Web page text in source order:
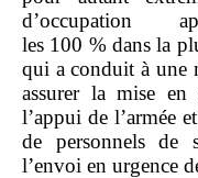
d’occupation
les 100 % dans la
qui a conduit à une
assurer la mise en
l’appui de l’armée
de personnels de
l’envoi en urgence